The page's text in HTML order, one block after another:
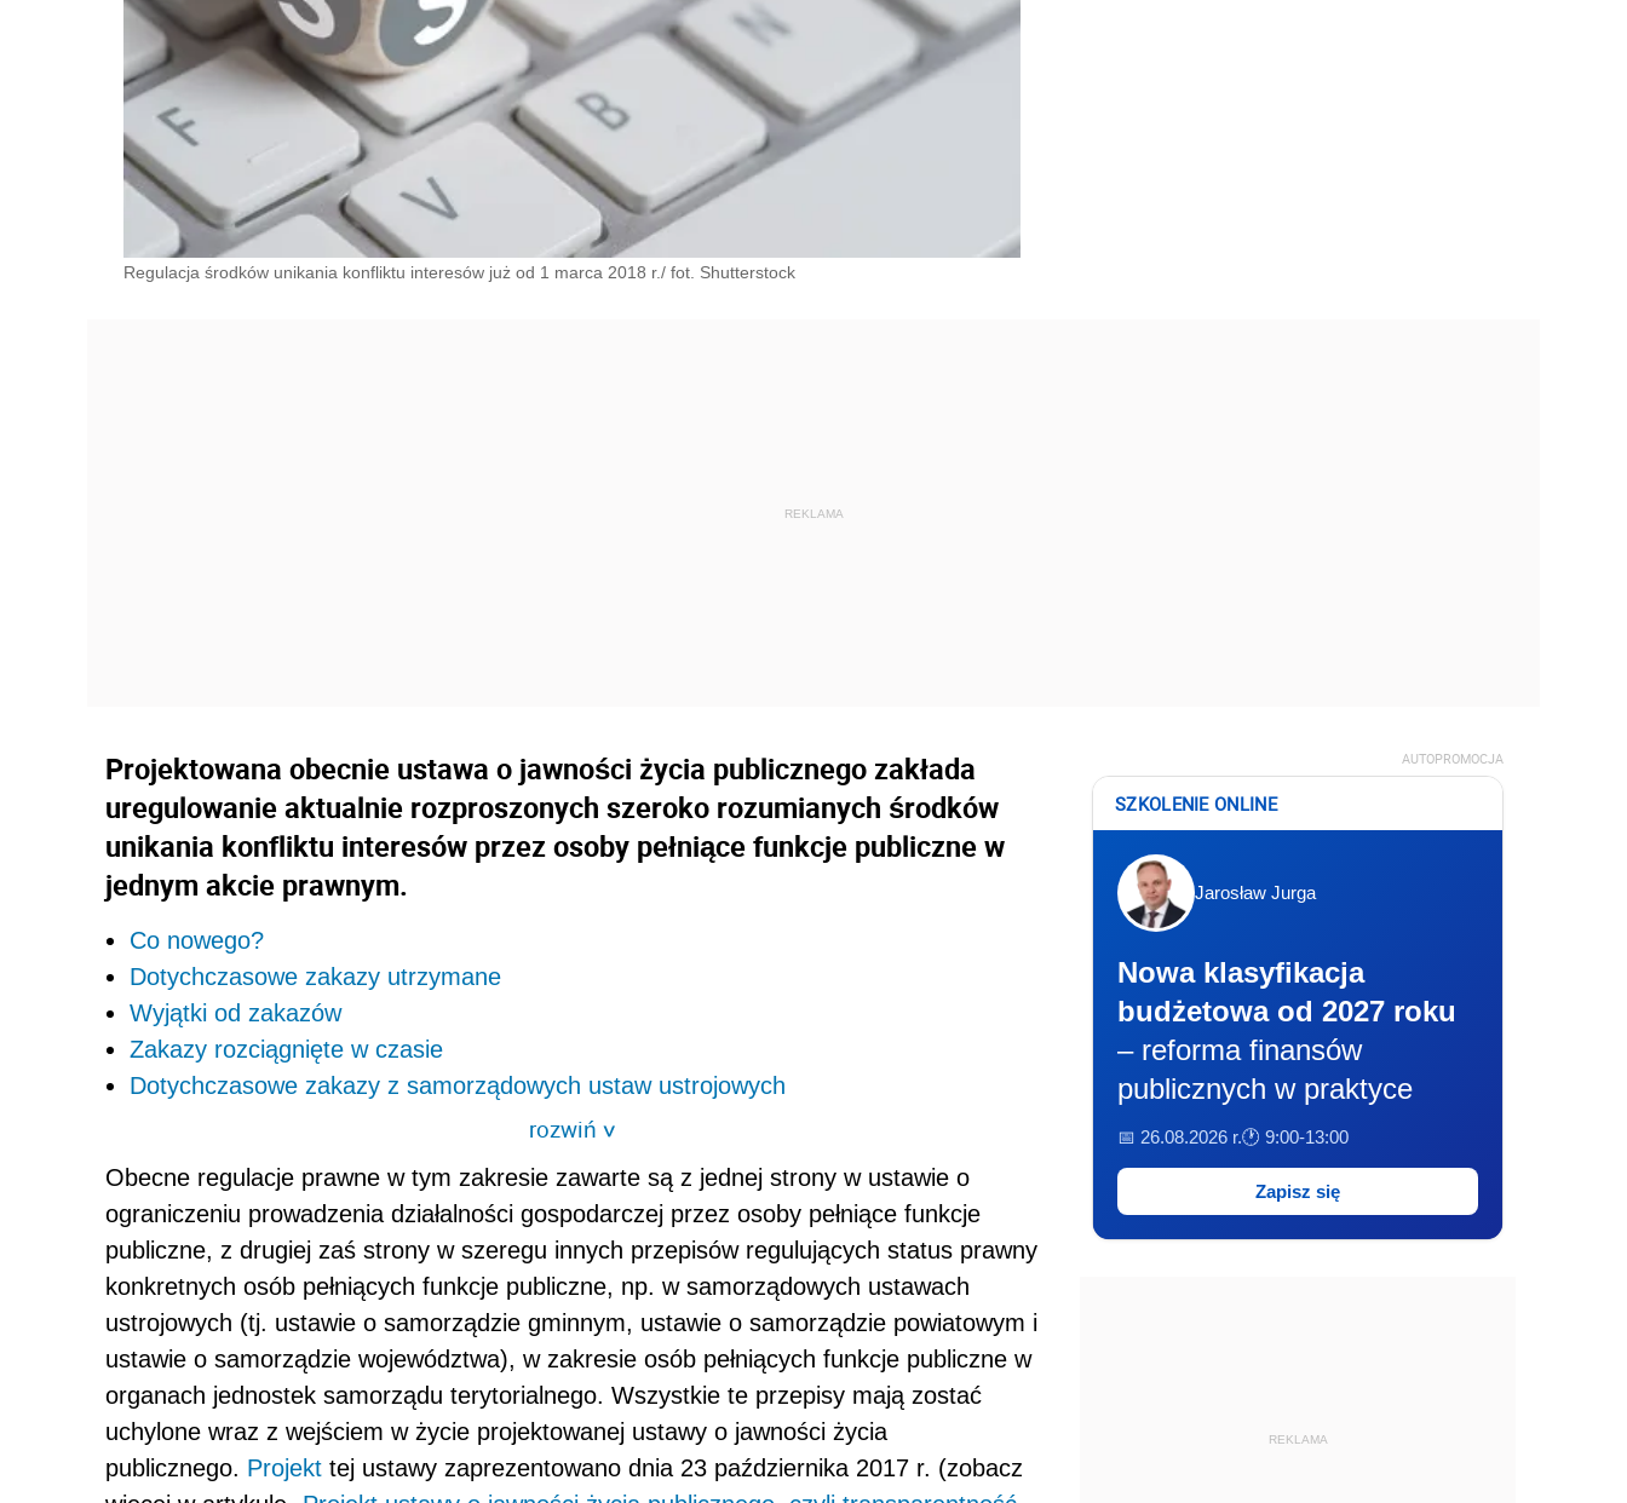
Regulacja środków unikania konfliktu interesów już od 1 marca 2018 r./ fot. Shutterstock
Projektowana obecnie ustawa o jawności życia publicznego zakłada
uregulowanie aktualnie rozproszonych szeroko rozumianych środków
unikania konfliktu interesów przez osoby pełniące funkcje publiczne w
jednym akcie prawnym.
Co nowego?
Dotychczasowe zakazy utrzymane
Wyjątki od zakazów
Zakazy rozciągnięte w czasie
Dotychczasowe zakazy z samorządowych ustaw ustrojowych
rozwiń>
Obecne regulacje prawne w tym zakresie zawarte są z jednej strony w ustawie o
ograniczeniu prowadzenia działalności gospodarczej przez osoby pełniące funkcje
publiczne, z drugiej zaś strony w szeregu innych przepisów regulujących status prawny
konkretnych osób pełniących funkcje publiczne, np. w samorządowych ustawach
ustrojowych (tj. ustawie o samorządzie gminnym, ustawie o samorządzie powiatowym i
ustawie o samorządzie województwa), w zakresie osób pełniących funkcje publiczne w
organach jednostek samorządu terytorialnego. Wszystkie te przepisy mają zostać
uchylone wraz z wejściem w życie projektowanej ustawy o jawności życia
publicznego. Projekt tej ustawy zaprezentowano dnia 23 października 2017 r. (zobacz
AUTOPROMOCJA
SZKOLENIE ONLINE
Jarosław Jurga
Nowa klasyfikacja
budżetowa od 2027 roku
– reforma finansów
publicznych w praktyce
📅 26.08.2026 r.🕐 9:00-13:00
Zapisz się
REKLAMA